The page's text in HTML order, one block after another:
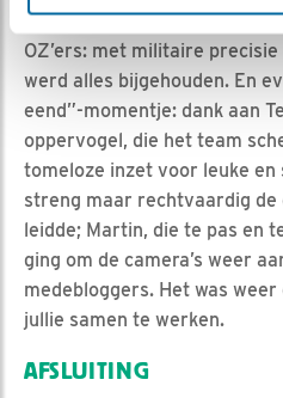
het mogelijk maken van
OZ’ers: met militaire
werd alles bijgehouden. En
eend”-momentje: dank aan
oppervogel, die het team
tomeloze inzet voor leuke en
streng maar rechtvaardig de
leidde; Martin, die te pas en
ging om de camera’s weer
medebloggers. Het was
jullie samen te werken.
AFSLUITING